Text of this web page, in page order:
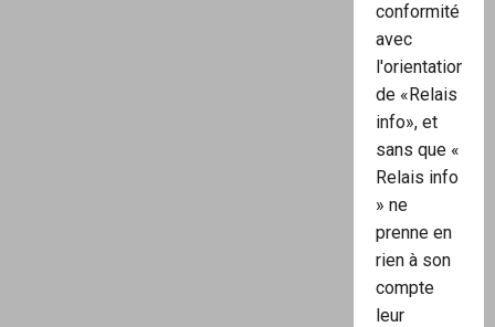
conformité
avec
l'orientation
de «Relais
info», et
sans que «
Relais info
» ne
prenne en
rien à son
compte
leur